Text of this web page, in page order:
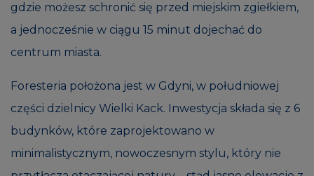
gdzie możesz schronić się przed miejskim zgiełkiem,
a jednocześnie w ciągu 15 minut dojechać do
centrum miasta.
Foresteria położona jest w Gdyni, w południowej
części dzielnicy Wielki Kack. Inwestycja składa się z 6
budynków, które zaprojektowano w
minimalistycznym, nowoczesnym stylu, który nie